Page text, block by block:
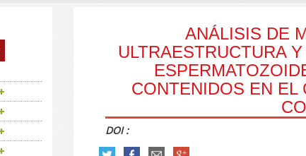
ANÁLISIS DE
ULTRAESTRUCTURA
CONTENIDOS EN EL
DOI :